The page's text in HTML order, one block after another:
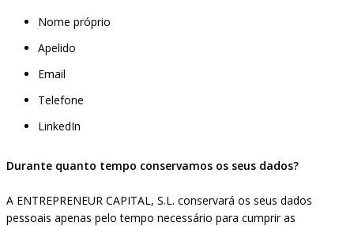
Nome próprio
Apelido
Email
Telefone
LinkedIn
Durante quanto tempo conservamos os seus dados?
A ENTREPRENEUR CAPITAL, S.L. conservará os seus dados
pessoais apenas pelo tempo necessário para cumprir as